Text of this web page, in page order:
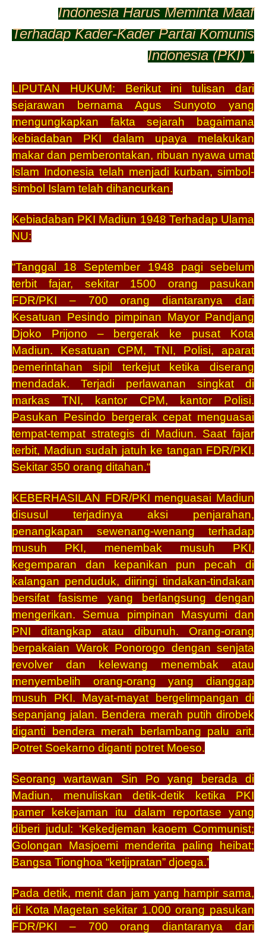
Indonesia Harus Meminta Maaf
Terhadap Kader-Kader Partai Komunis
Indonesia (PKI) “
LIPUTAN HUKUM: Berikut ini tulisan dari
sejarawan bernama Agus Sunyoto yang
mengungkapkan fakta sejarah bagaimana
kebiadaban PKI dalam upaya melakukan
makar dan pemberontakan, ribuan nyawa umat
Islam Indonesia telah menjadi kurban, simbol-
simbol Islam telah dihancurkan.
Kebiadaban PKI Madiun 1948 Terhadap Ulama
NU:
“Tanggal 18 September 1948 pagi sebelum
terbit fajar, sekitar 1500 orang pasukan
FDR/PKI – 700 orang diantaranya dari
Kesatuan Pesindo pimpinan Mayor Pandjang
Djoko Prijono – bergerak ke pusat Kota
Madiun. Kesatuan CPM, TNI, Polisi, aparat
pemerintahan sipil terkejut ketika diserang
mendadak. Terjadi perlawanan singkat di
markas TNI, kantor CPM, kantor Polisi.
Pasukan Pesindo bergerak cepat menguasai
tempat-tempat strategis di Madiun. Saat fajar
terbit, Madiun sudah jatuh ke tangan FDR/PKI.
Sekitar 350 orang ditahan.“
KEBERHASILAN FDR/PKI menguasai Madiun
disusul terjadinya aksi penjarahan,
penangkapan sewenang-wenang terhadap
musuh PKI, menembak musuh PKI,
kegemparan dan kepanikan pun pecah di
kalangan penduduk, diiringi tindakan-tindakan
bersifat fasisme yang berlangsung dengan
mengerikan. Semua pimpinan Masyumi dan
PNI ditangkap atau dibunuh. Orang-orang
berpakaian Warok Ponorogo dengan senjata
revolver dan kelewang menembak atau
menyembelih orang-orang yang dianggap
musuh PKI. Mayat-mayat bergelimpangan di
sepanjang jalan. Bendera merah putih dirobek
diganti bendera merah berlambang palu arit.
Potret Soekarno diganti potret Moeso.
Seorang wartawan Sin Po yang berada di
Madiun, menuliskan detik-detik ketika PKI
pamer kekejaman itu dalam reportase yang
diberi judul: ‘Kekedjeman kaoem Communist;
Golongan Masjoemi menderita paling heibat;
Bangsa Tionghoa “ketjipratan” djoega.’
Pada detik, menit dan jam yang hampir sama,
di Kota Magetan sekitar 1.000 orang pasukan
FDR/PKI – 700 orang diantaranya dari